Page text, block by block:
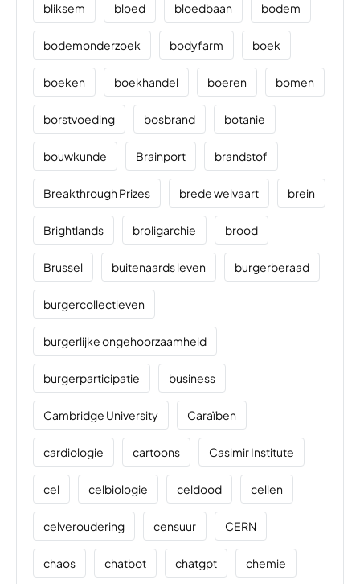
bliksem bloed bloedbaan bodem
bodemonderzoek bodyfarm boek
boeken boekhandel boeren bomen
borstvoeding bosbrand botanie
bouwkunde Brainport brandstof
Breakthrough Prizes brede welvaart brein
Brightlands broligarchie brood
Brussel buitenaards leven burgerberaad
burgercollectieven
burgerlijke ongehoorzaamheid
burgerparticipatie business
Cambridge University Caraïben
cardiologie cartoons Casimir Institute
cel celbiologie celdood cellen
celveroudering censuur CERN
chaos chatbot chatgpt chemie